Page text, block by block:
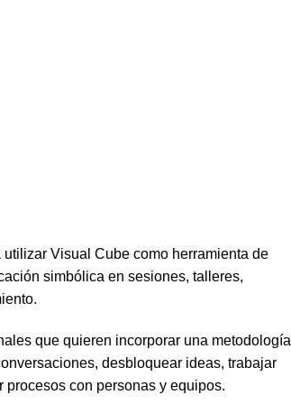
Visual Cube como herramienta de
simbólica en sesiones, talleres,
que quieren incorporar una metodología
desbloquear ideas, trabajar
con personas y equipos.